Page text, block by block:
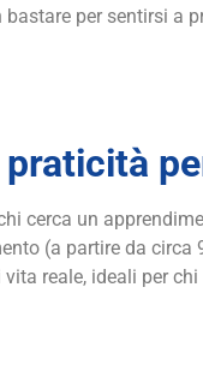
per sentirsi a
cerca un
(a partire da circa
reale, ideali per